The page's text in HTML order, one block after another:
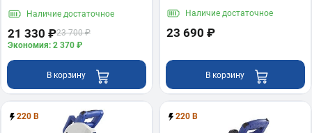
Наличие достаточное
21 330 ₽23 700 ₽
Экономия: 2 370 ₽
В корзину
Наличие достаточное
23 690 ₽
В корзину
220 В 220 В